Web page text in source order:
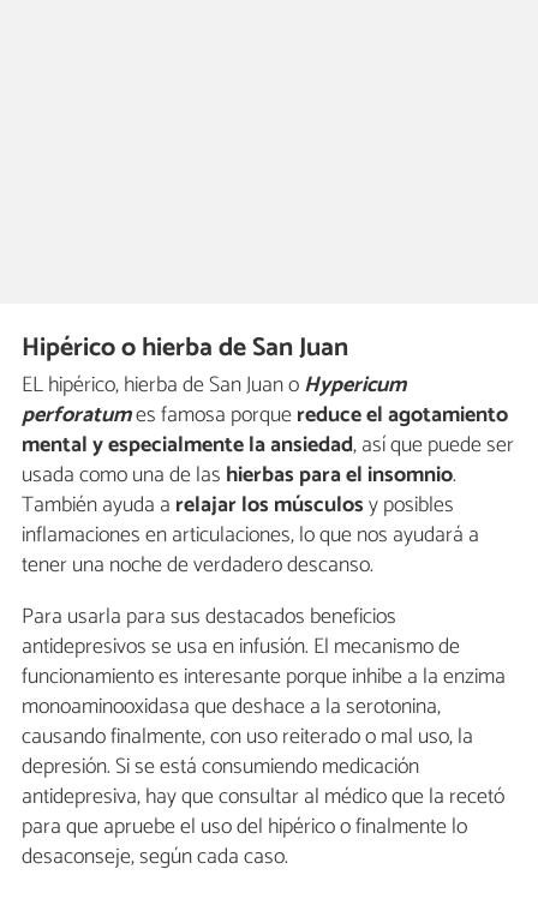
Hipérico o hierba de San Juan
EL hipérico, hierba de San Juan oHypericum
perforatumes famosa porquereduce el agotamiento
mental y especialmente la ansiedad, así que puede ser
usada como una de las hierbas para el insomnio.
También ayuda a relajar los músculosy posibles
inflamaciones en articulaciones, lo que nos ayudará a
tener una noche de verdadero descanso.
Para usarla para sus destacados beneficios
antidepresivos se usa en infusión. El mecanismo de
funcionamiento es interesante porque inhibe a la enzima
monoaminooxidasa que deshace a la serotonina,
causando finalmente, con uso reiterado o mal uso, la
depresión. Si se está consumiendo medicación
antidepresiva, hay que consultar al médico que la recetó
para que apruebe el uso del hipérico o finalmente lo
desaconseje, según cada caso.